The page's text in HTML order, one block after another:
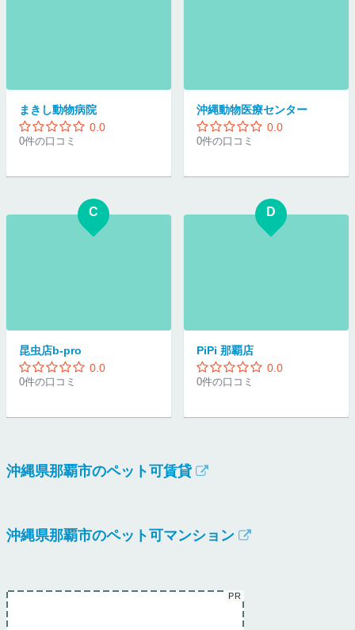
まきし動物病院
0.0
0件の口コミ
沖縄動物医療センター
0.0
0件の口コミ
C
昆虫店b-pro
0.0
0件の口コミ
D
PiPi 那覇店
0.0
0件の口コミ
沖縄県那覇市のペット可賃貸
沖縄県那覇市のペット可マンション